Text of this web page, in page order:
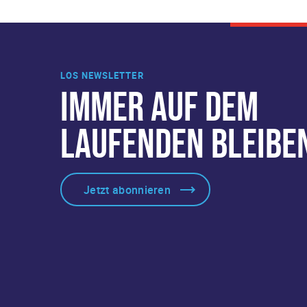
LOS NEWSLETTER
IMMER AUF DEM
LAUFENDEN
Jetzt abonnieren